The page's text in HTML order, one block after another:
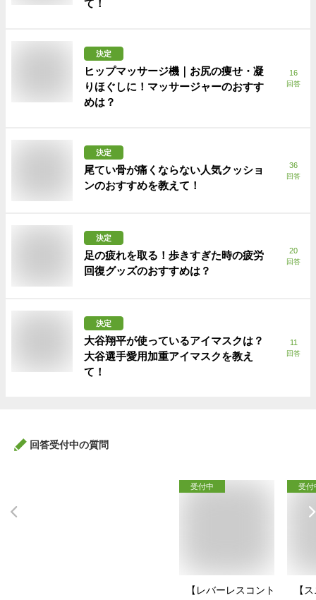
て！
決定
ヒップマッサージ機｜お尻の痩せ・凝
りほぐしに！マッサージャーのおすす
めは？
16
回答
決定
尾てい骨が痛くならない人気クッショ
ンのおすすめを教えて！
36
回答
決定
足の疲れを取る！歩きすぎた時の疲労
回復グッズのおすすめは？
20
回答
決定
大谷翔平が使っているアイマスクは？
大谷選手愛用加重アイマスクを教え
て！
11
回答
回答受付中の質問
受付中
【レバーレスコント
受付
【